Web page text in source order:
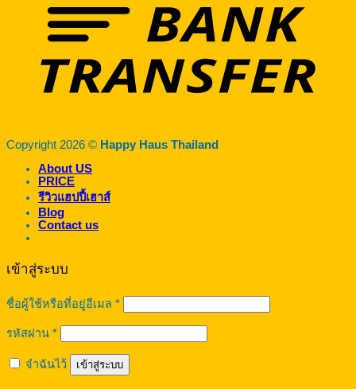
Copyright 2026 © Happy Haus Thailand
About US
PRICE
รีวิวแฮปปี้เฮาส์
Blog
Contact us
เข้าสู่ระบบ
ชื่อผู้ใช้หรือที่อยู่อีเมล *ต้องการ
รหัสผ่าน *ต้องการ
จำฉันไว้ เข้าสู่ระบบ